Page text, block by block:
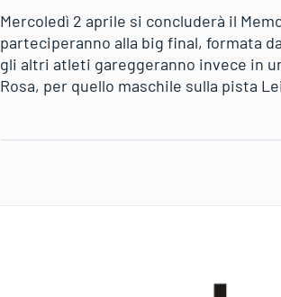
Mercoledì 2 aprile si concluderà il
parteciperanno alla big final, formata
gli altri atleti gareggeranno invece in
Rosa, per quello maschile sulla pista